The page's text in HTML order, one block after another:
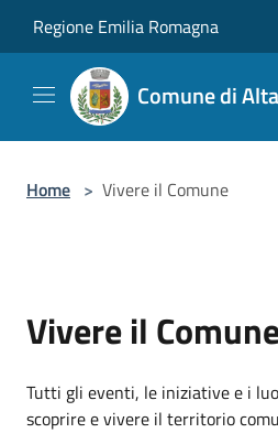
Regione Emilia Romagna
Comune di
Home > Vivere il Comune
Vivere il
Tutti gli eventi, le iniziative e i
scoprire e vivere il territorio